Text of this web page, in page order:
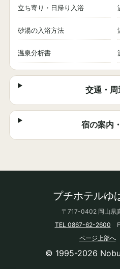
立ち寄り・日帰り入浴
砂湯の入浴方法
温泉分析書
交通・周
宿の案内
プチホテルゆ
〒717-0402 岡山県
TEL 0867-62-2600
ページ上部へ
© 1995-2026